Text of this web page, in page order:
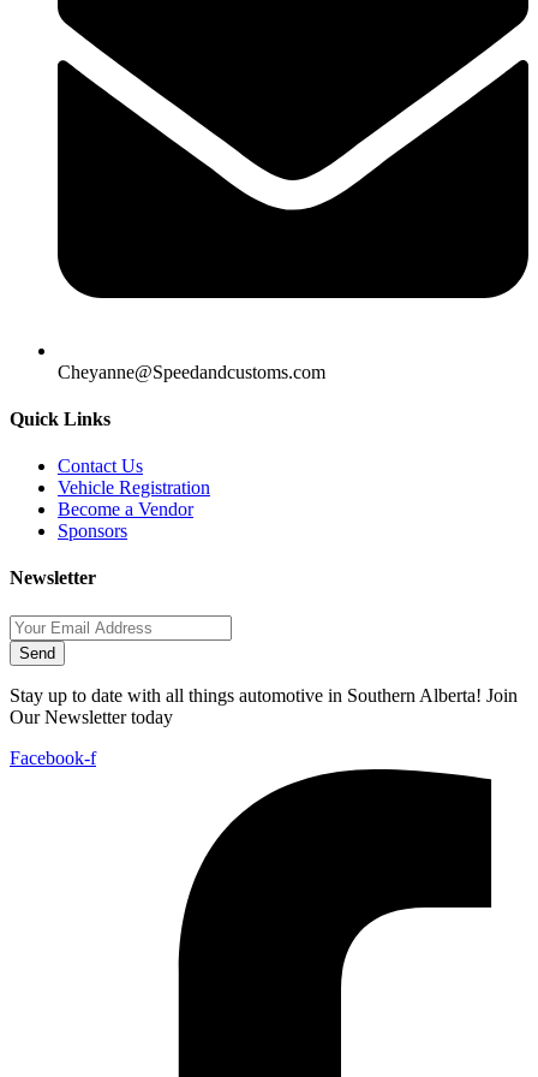
Cheyanne@Speedandcustoms.com
Quick Links
Contact Us
Vehicle Registration
Become a Vendor
Sponsors
Newsletter
Send
Stay up to date with all things automotive in Southern Alberta! Join
Our Newsletter today
Facebook-f